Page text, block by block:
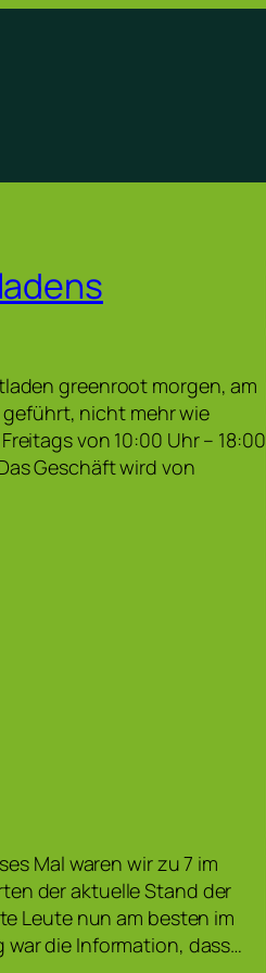
greenroot morgen, am
geführt, nicht mehr wie
von 10:00 Uhr – 18:00
Geschäft wird von
Mal waren wir zu 7 im
der aktuelle Stand der
Leute nun am besten im
war die Information, dass…